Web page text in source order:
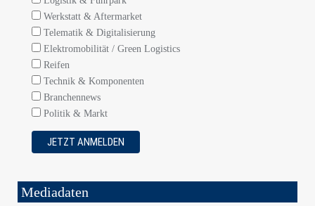
Werkstatt & Aftermarket
Telematik & Digitalisierung
Elektromobilität / Green Logistics
Reifen
Technik & Komponenten
Branchennews
Politik & Markt
Mediadaten